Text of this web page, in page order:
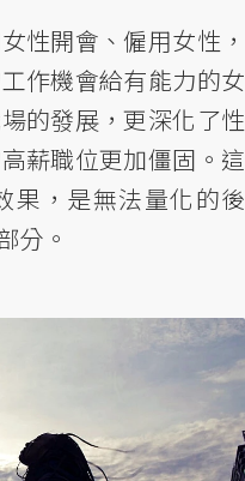
性開會、僱用女性，
作機會給有能力的女
的發展，更深化了性
薪職位更加僵固。這
果，是無法量化的後
分。